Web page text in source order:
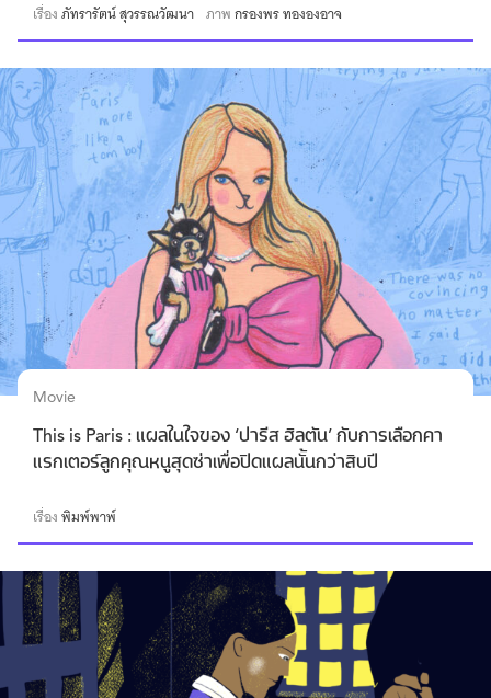
เรื่องภัทรารัตน์ สุวรรณวัฒนา ภาพกรองพร ทององอาจ
Movie
This is Paris : แผลในใจของ ‘ปารีส ฮิลตัน’ กับการเลือกคา
แรกเตอร์ลูกคุณหนูสุดซ่าเพื่อปิดแผลนั้นกว่าสิบปี
เรื่องพิมพ์พาพ์